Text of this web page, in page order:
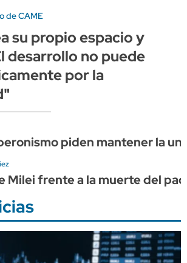
de CAME
su propio espacio y
desarrollo no puede
por la
piden mantener la
Milei frente a la muerte del